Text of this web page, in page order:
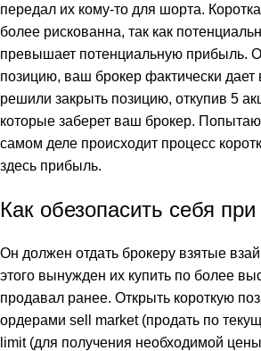
передал их кому-то для шорта.
более рискованна, так как
превышает потенциальную прибыль.
позицию, ваш брокер фактически дает
решили закрыть позицию, откупив 5
которые заберет ваш брокер.
самом деле происходит процесс
здесь прибыль.
Как обезопасить себя
Он должен отдать брокеру взятые
этого вынужден их купить по более
продавал ранее. Открыть короткую
ордерами sell market (продать по
limit (для получения необходимой